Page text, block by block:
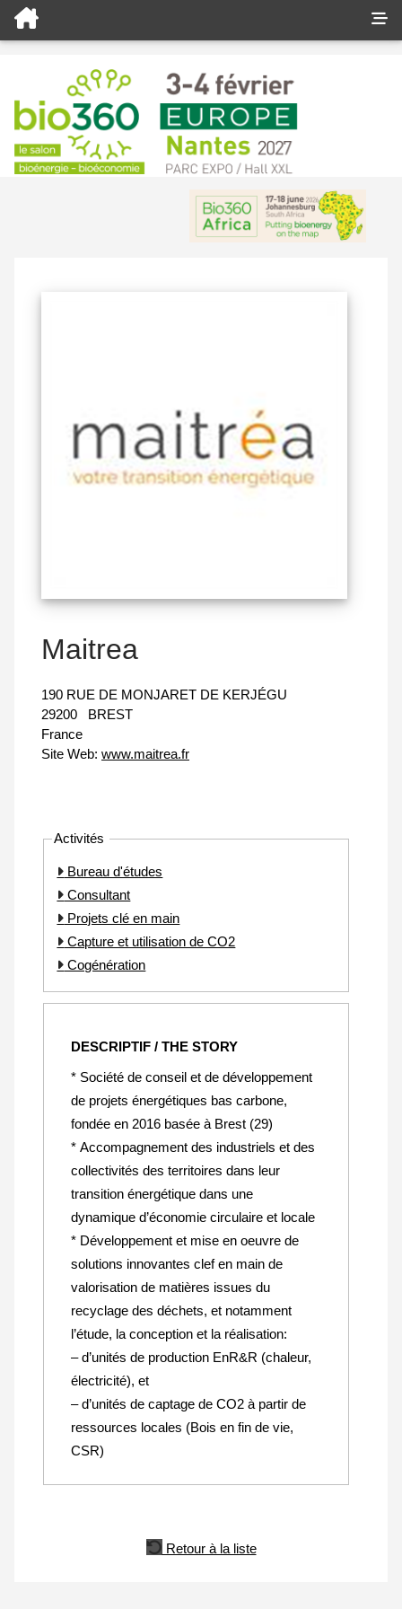
Maitrea
190 RUE DE MONJARET DE KERJÉGU
29200
BREST
France
Site Web: www.maitrea.fr
Activités
Bureau d'études
Consultant
Projets clé en main
Capture et utilisation de CO2
Cogénération
DESCRIPTIF / THE STORY
* Société de conseil et de développement
de projets énergétiques bas carbone,
fondée en 2016 basée à Brest (29)
* Accompagnement des industriels et des
collectivités des territoires dans leur
transition énergétique dans une
dynamique d’économie circulaire et locale
* Développement et mise en oeuvre de
solutions innovantes clef en main de
valorisation de matières issues du
recyclage des déchets, et notamment
l’étude, la conception et la réalisation:
– d’unités de production EnR&R (chaleur,
électricité), et
– d’unités de captage de CO2 à partir de
ressources locales (Bois en fin de vie,
CSR)
Retour à la liste